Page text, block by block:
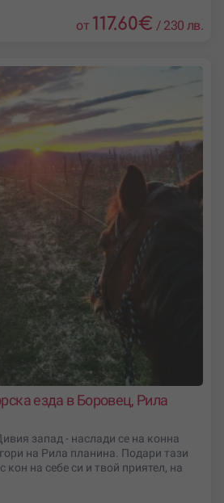
от 117.60€ / 230 лв.
езда в Боровец, Рила
запад - наслади се на конна
на Рила планина. Подари тази
кон на себе си и твой приятел, на